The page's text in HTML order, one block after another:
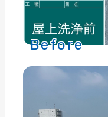
Before